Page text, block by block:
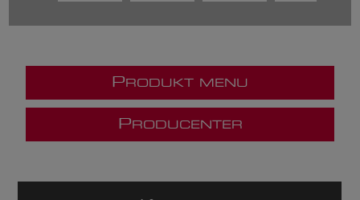
P RODUKT MENU
P RODUCENTER